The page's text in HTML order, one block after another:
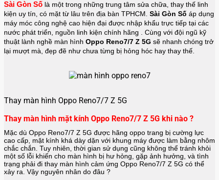
Sài Gòn Số là một trong những trung tâm sửa chữa, thay thế linh
kiện uy tín, có mặt từ lâu trên địa bàn TPHCM. Sài Gòn Số áp dụng
máy móc công nghệ cao hiện đại được nhập khẩu trực tiếp tại các
nước phát triển, nguồn linh kiện chính hãng . Cùng với đội ngũ kỹ
thuật lành nghề màn hình Oppo Reno7/7 Z 5G sẽ nhanh chóng trở
lại mượt mà, đẹp đẽ như chưa từng bị hỏng hóc hay thay thế.
Thay màn hình Oppo Reno7/7 Z 5G
Thay màn hình mặt kính Oppo Reno7/7 Z 5G khi nào ?
Mặc dù Oppo Reno7/7 Z 5G được hãng oppo trang bị cường lực
cao cấp, mặt kính khá dày dặn với khung máy được làm bằng nhôm
chắc chắn. Tuy nhiên, thời gian sử dụng cũng không thể tránh khỏi
một số lỗi khiến cho màn hình bị hư hỏng, gặp ảnh hưởng, và tình
trạng phải đi thay màn hình cảm ứng Oppo Reno7/7 Z 5G có thể
xảy ra. Vậy nguyên nhân do đâu ?